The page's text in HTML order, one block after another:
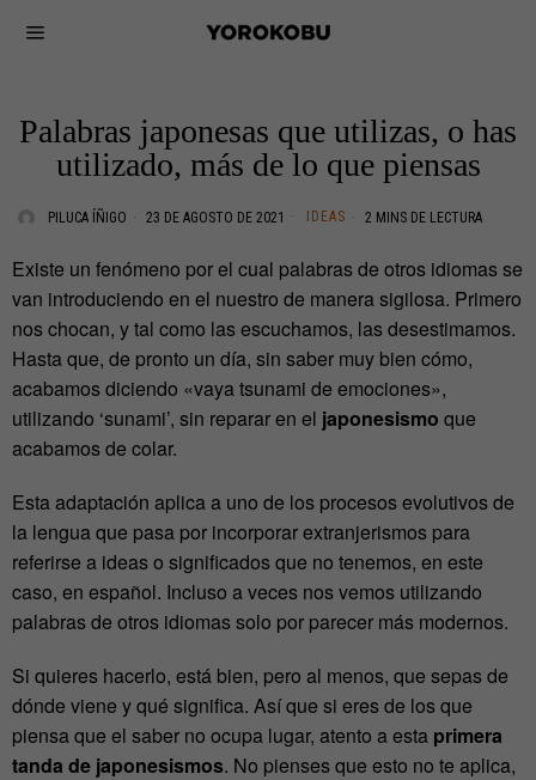
Palabras japonesas que utilizas, o has
utilizado, más de lo que piensas
PILUCA ÍÑIGO 23 DE AGOSTO DE 2021 IDEAS 2 MINS DE LECTURA
Existe un fenómeno por el cual palabras de otros idiomas se
van introduciendo en el nuestro de manera sigilosa. Primero
nos chocan, y tal como las escuchamos, las desestimamos.
Hasta que, de pronto un día, sin saber muy bien cómo,
acabamos diciendo «vaya tsunami de emociones»,
utilizando ‘sunami’, sin reparar en el japonesismo que
acabamos de colar.
Esta adaptación aplica a uno de los procesos evolutivos de
la lengua que pasa por incorporar extranjerismos para
referirse a ideas o significados que no tenemos, en este
caso, en español. Incluso a veces nos vemos utilizando
palabras de otros idiomas solo por parecer más modernos.
Si quieres hacerlo, está bien, pero al menos, que sepas de
dónde viene y qué significa. Así que si eres de los que
piensa que el saber no ocupa lugar, atento a esta primera
tanda de japonesismos. No pienses que esto no te aplica,